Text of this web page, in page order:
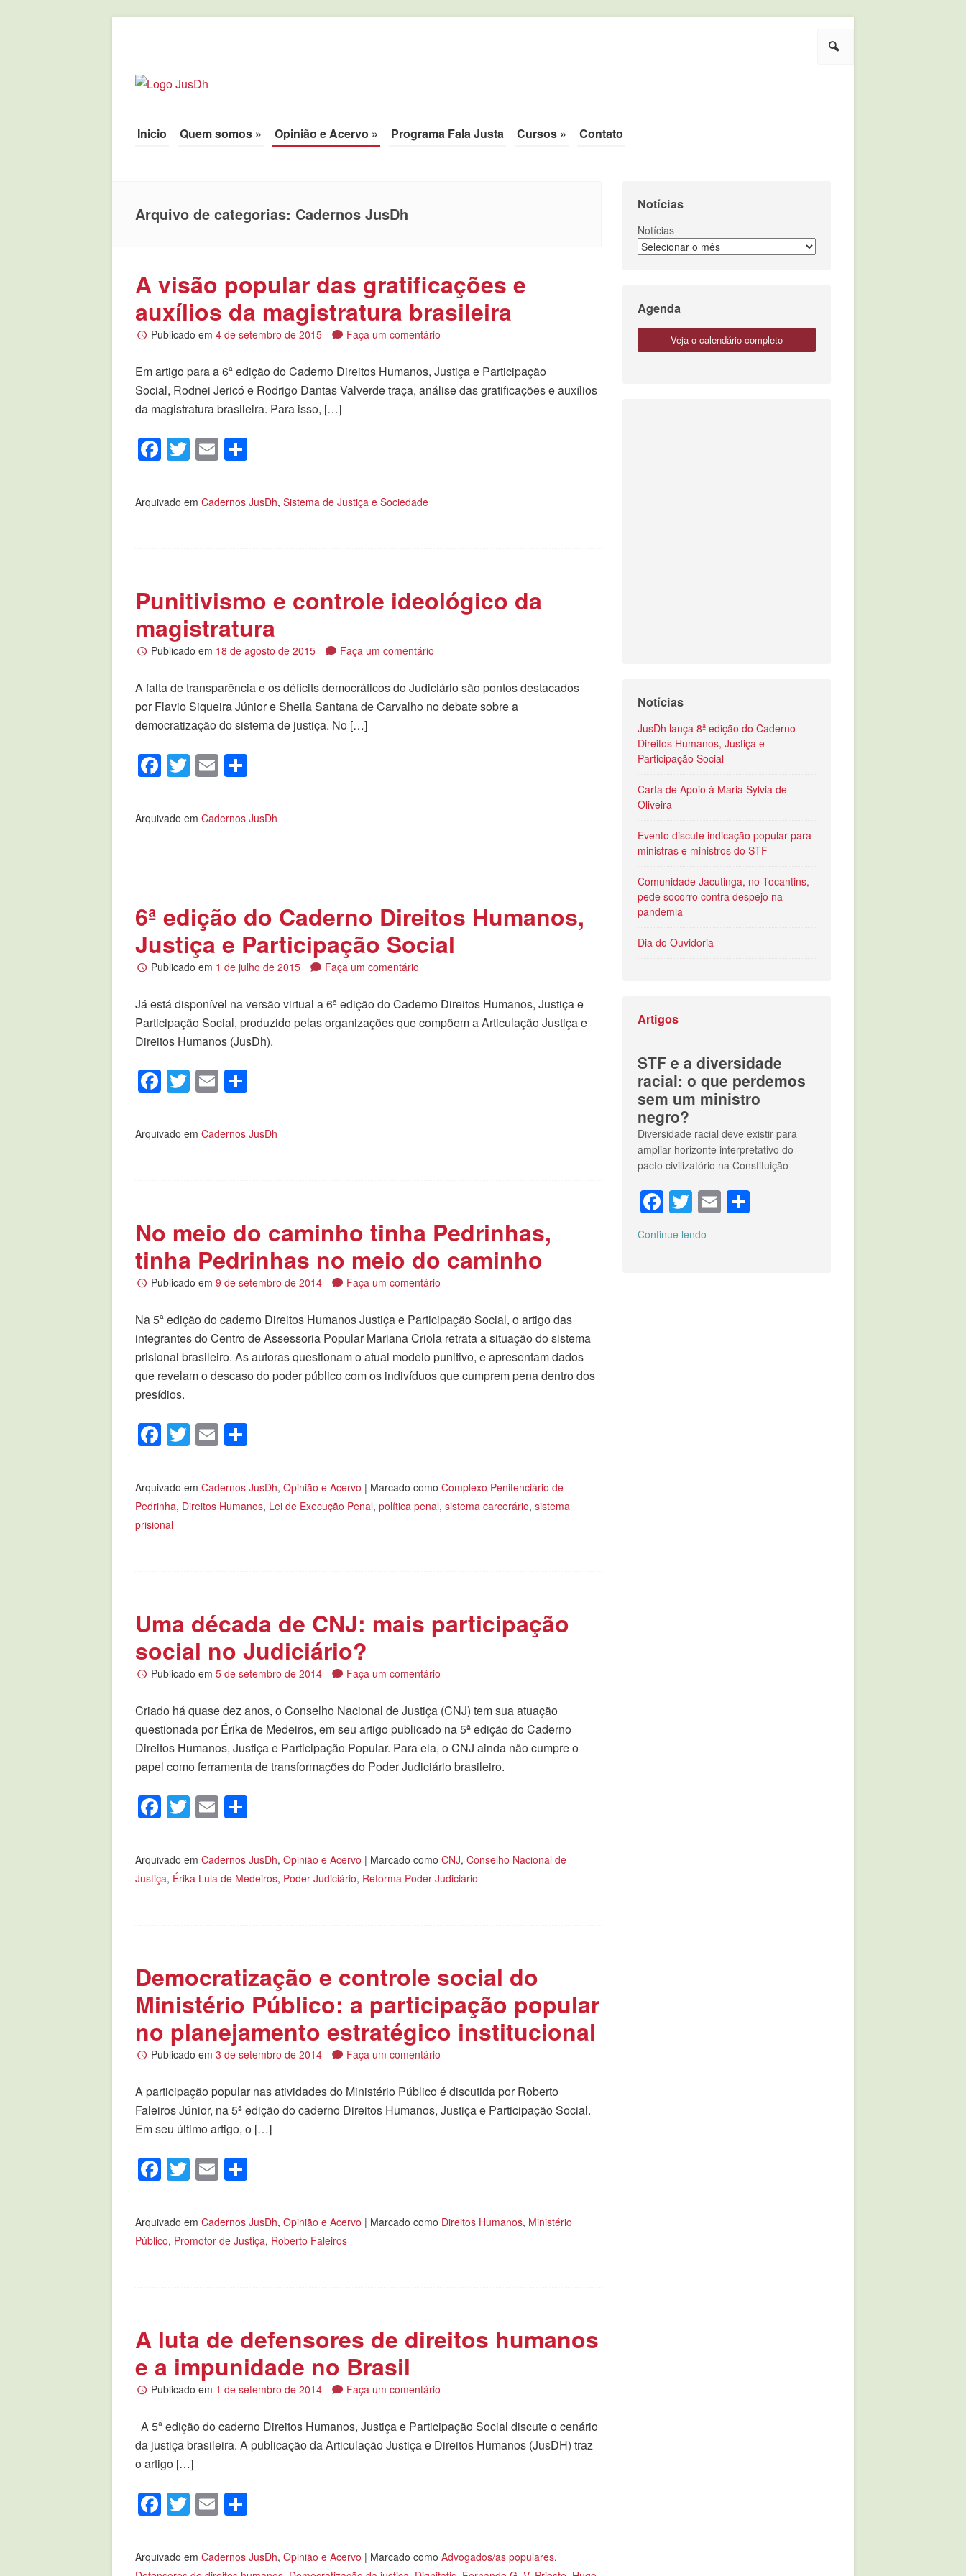
Pesquisar
JusDh
Menu
Pule para o conteúdo
Inicio Quem somos » Opinião e Acervo » Programa Fala Justa Cursos » Contato
Arquivo de categorias: Cadernos JusDh
A visão popular das gratificações e
auxílios da magistratura brasileira
Publicado em4 de setembro de 2015 Faça um comentário
Em artigo para a 6ª edição do Caderno Direitos Humanos, Justiça e Participação
Social, Rodnei Jericó e Rodrigo Dantas Valverde traça, análise das gratificações e auxílios
da magistratura brasileira. Para isso, […]
Facebook
Twitter
Email
Arquivado em Cadernos JusDh, Sistema de Justiça e Sociedade
Punitivismo e controle ideológico da
magistratura
Publicado em 18 de agosto de 2015 Faça um comentário
A falta de transparência e os déficits democráticos do Judiciário são pontos destacados
por Flavio Siqueira Júnior e Sheila Santana de Carvalho no debate sobre a
democratização do sistema de justiça. No […]
Facebook
Twitter
Email
Arquivado em Cadernos JusDh
6ª edição do Caderno Direitos Humanos,
Justiça e Participação Social
Publicado em 1 de julho de 2015 Faça um comentário
Já está disponível na versão virtual a 6ª edição do Caderno Direitos Humanos, Justiça e
Participação Social, produzido pelas organizações que compõem a Articulação Justiça e
Direitos Humanos (JusDh).
Facebook
Twitter
Email
Arquivado em Cadernos JusDh
No meio do caminho tinha Pedrinhas,
tinha Pedrinhas no meio do caminho
Publicado em9 de setembro de 2014 Faça um comentário
Na 5ª edição do caderno Direitos Humanos Justiça e Participação Social, o artigo das
integrantes do Centro de Assessoria Popular Mariana Criola retrata a situação do sistema
prisional brasileiro. As autoras questionam o atual modelo punitivo, e apresentam dados
que revelam o descaso do poder público com os indivíduos que cumprem pena dentro dos
presídios.
Facebook
Twitter
Email
Arquivado em Cadernos JusDh, Opinião e Acervo | Marcado como Complexo Penitenciário de
Pedrinha, Direitos Humanos, Lei de Execução Penal, política penal, sistema carcerário, sistema
prisional
Uma década de CNJ: mais participação
social no Judiciário?
Publicado em5 de setembro de 2014 Faça um comentário
Criado há quase dez anos, o Conselho Nacional de Justiça (CNJ) tem sua atuação
questionada por Érika de Medeiros, em seu artigo publicado na 5ª edição do Caderno
Direitos Humanos, Justiça e Participação Popular. Para ela, o CNJ ainda não cumpre o
papel como ferramenta de transformações do Poder Judiciário brasileiro.
Facebook
Twitter
Email
Arquivado em Cadernos JusDh, Opinião e Acervo | Marcado como CNJ, Conselho Nacional de
Justiça, Érika Lula de Medeiros, Poder Judiciário, Reforma Poder Judiciário
Democratização e controle social do
Ministério Público: a participação popular
no planejamento estratégico institucional
Publicado em3 de setembro de 2014 Faça um comentário
A participação popular nas atividades do Ministério Público é discutida por Roberto
Faleiros Júnior, na 5ª edição do caderno Direitos Humanos, Justiça e Participação Social.
Em seu último artigo, o […]
Facebook
Twitter
Email
Arquivado em Cadernos JusDh, Opinião e Acervo | Marcado como Direitos Humanos, Ministério
Público, Promotor de Justiça, Roberto Faleiros
A luta de defensores de direitos humanos
e a impunidade no Brasil
Publicado em 1 de setembro de 2014 Faça um comentário
A 5ª edição do caderno Direitos Humanos, Justiça e Participação Social discute o cenário
da justiça brasileira. A publicação da Articulação Justiça e Direitos Humanos (JusDH) traz
o artigo […]
Facebook
Twitter
Email
Arquivado em Cadernos JusDh, Opinião e Acervo | Marcado como Advogados/as populares,
Notícias
Notícias
Agenda
veja o calendário completo
Notícias
JusDh lança 8ª edição do Caderno
Direitos Humanos, Justiça e
Participação Social
Carta de Apoio à Maria Sylvia de
Oliveira
Evento discute indicação popular para
ministras e ministros do STF
Comunidade Jacutinga, no Tocantins,
pede socorro contra despejo na
pandemia
Dia do Ouvidoria
Artigos
STF e a diversidade
racial: o que perdemos
sem um ministro
negro?
Diversidade racial deve existir para
ampliar horizonte interpretativo do
pacto civilizatório na Constituição
Facebook
Twitter
EmailCompartilhar
Continue lendo